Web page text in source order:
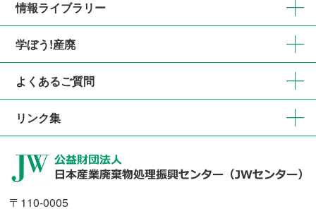
情報ライブラリー
学ぼう!産廃
よくあるご質問
リンク集
〒110-0005